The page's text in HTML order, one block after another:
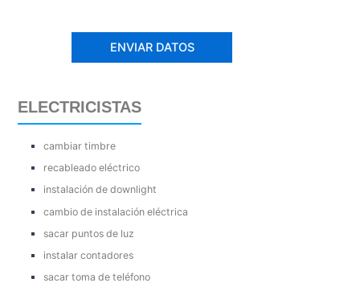
ELECTRICISTAS
cambiar timbre
recableado eléctrico
instalación de downlight
cambio de instalación eléctrica
sacar puntos de luz
instalar contadores
sacar toma de teléfono